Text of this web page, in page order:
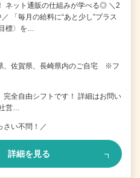
ネット通販の仕組みが学べる◎ ＼2
「毎月の給料に“あと少し”プラス
標〉を…
、佐賀県、長崎県内のご自宅 ※フ
完全自由シフトです！ 詳細はお問い
営…
さい不問！／
詳細を見る